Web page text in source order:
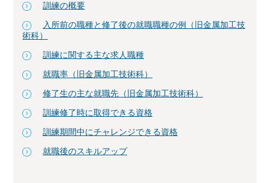
訓練の概要
入所前の職種と修了後の就職職種の例（旧金属加工技
術科）
訓練に関する主な求人職種
就職率（旧金属加工技術科）
修了生の主な就職先（旧金属加工技術科）
訓練修了時に取得できる資格
訓練期間中にチャレンジできる資格
就職後のスキルアップ